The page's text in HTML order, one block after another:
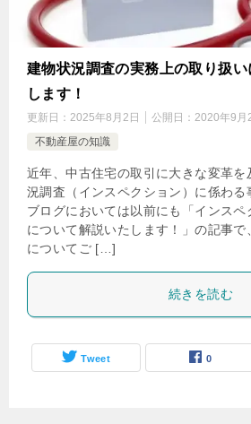
建物状況調査の実務上の取り扱
します！
更新日： 2025年8月2日 公開日： 2020年9月
不動産屋の知識
近年、中古住宅の取引に大きな変革を
況調査（インスペクション）に係わる
ブログにおいては以前にも「インスペ
について解説いたします！」の記事で
についてご […]
続きを読む
Tweet 0